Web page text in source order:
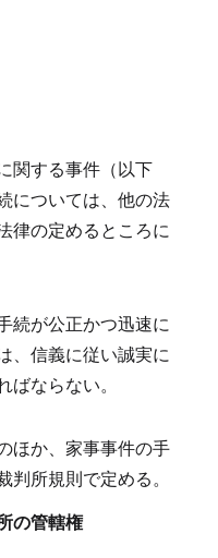
関する事件（以下
については、他の法
律の定めるところに
続が公正かつ迅速に
、信義に従い誠実に
ならない。
ほか、家事事件の手
所規則で定める。
の管轄権